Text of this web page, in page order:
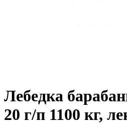
Лебедка
20 г/п 1100 кг,